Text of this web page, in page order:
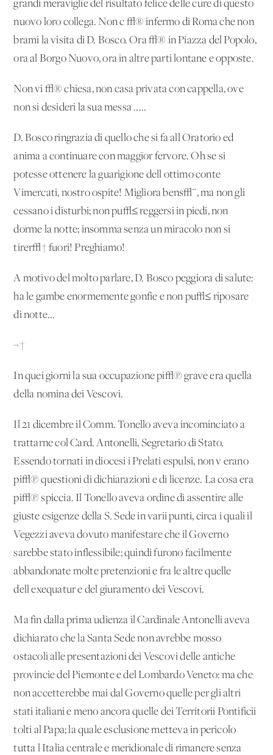
grandi meraviglie del risultato felice delle cure di questo
nuovo loro collega. Non c'√® infermo di Roma che non
brami la visita di D. Bosco. Ora √® in Piazza del Popolo,
ora al Borgo Nuovo, ora in altre parti lontane e opposte.
Non vi √® chiesa, non casa privata con cappella, ove
non si desideri la sua messa .....
D. Bosco ringrazia di quello che si fa all'Oratorio ed
anima a continuare con maggior fervore. Oh se si
potesse ottenere la guarigione dell'ottimo conte
Vimercati, nostro ospite! Migliora bens√¨, ma non gli
cessano i disturbi; non pu√≤ reggersi in piedi, non
dorme la notte; insomma senza un miracolo non si
tirer√† fuori! Preghiamo!
A motivo del molto parlare, D. Bosco peggiora di salute:
ha le gambe enormemente gonfie e non pu√≤ riposare
di notte...
¬†
In quei giorni la sua occupazione pi√π grave era quella
della nomina dei Vescovi.
Il 21 dicembre il Comm. Tonello aveva incominciato a
trattarne col Card. Antonelli, Segretario di Stato.
Essendo tornati in diocesi i Prelati espulsi, non v'erano
pi√π questioni di dichiarazioni e di licenze. La cosa era
pi√π spiccia. Il Tonello aveva ordine di assentire alle
giuste esigenze della S. Sede in varii punti, circa i quali il
Vegezzi aveva dovuto manifestare che il Governo
sarebbe stato inflessibile; quindi furono facilmente
abbandonate molte pretenzioni e fra le altre quelle
dell'exequatur e del giuramento dei Vescovi.
Ma fin dalla prima udienza il Cardinale Antonelli aveva
dichiarato che la Santa Sede non avrebbe mosso
ostacoli alle presentazioni dei Vescovi delle antiche
provincie del Piemonte e del Lombardo Veneto: ma che
non accetterebbe mai dal Governo quelle per gli altri
stati italiani e meno ancora quelle dei Territorii Pontificii
tolti al Papa; la quale esclusione metteva in pericolo
tutta l'Italia centrale e meridionale di rimanere senza